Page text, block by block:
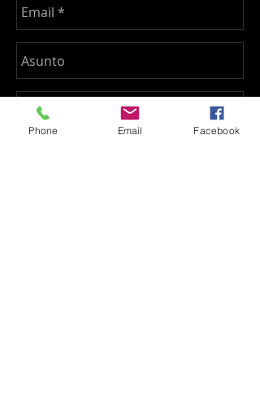
Phone Email Facebook